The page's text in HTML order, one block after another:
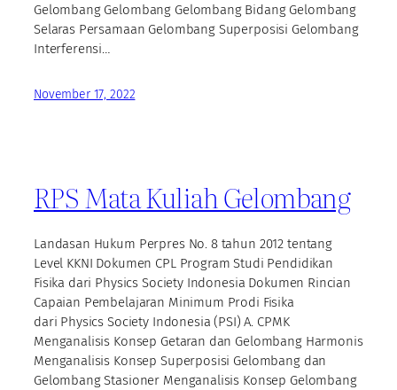
Gelombang Gelombang Gelombang Bidang Gelombang
Selaras Persamaan Gelombang Superposisi Gelombang
Interferensi…
November 17, 2022
RPS Mata Kuliah Gelombang
Landasan Hukum Perpres No. 8 tahun 2012 tentang
Level KKNI Dokumen CPL Program Studi Pendidikan
Fisika dari Physics Society Indonesia Dokumen Rincian
Capaian Pembelajaran Minimum Prodi Fisika
dari Physics Society Indonesia (PSI) A. CPMK
Menganalisis Konsep Getaran dan Gelombang Harmonis
Menganalisis Konsep Superposisi Gelombang dan
Gelombang Stasioner Menganalisis Konsep Gelombang